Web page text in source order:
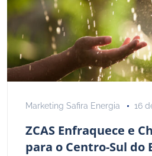
Marketing Safira Energia 16
ZCAS Enfraquece e
para o Centro-Sul do